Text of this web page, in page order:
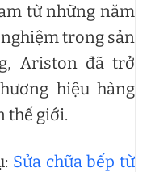
từ những năm
trong sản
Ariston đã trở
hiệu hàng
thế giới.
Sửa chữa bếp từ